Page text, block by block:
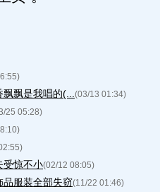
飘是我唱的(... (03/13 01:34)
25 05:28)
受惊不小(02/12 08:05)
品服装全部失窃(11/22 01:46)